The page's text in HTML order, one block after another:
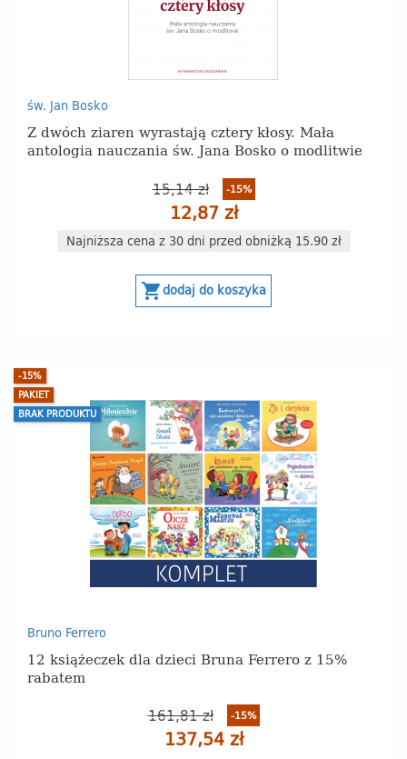
św. Jan Bosko
Z dwóch ziaren wyrastają cztery kłosy. Mała
antologia nauczania św. Jana Bosko o modlitwie
15,14 zł -15%
12,87 zł
Najniższa cena z 30 dni przed obniżką 15.90 zł
shopping_cartdodaj do koszyka
Bruno Ferrero
12 książeczek dla dzieci Bruna Ferrero z 15%
rabatem
161,81 zł -15%
137,54 zł
-15%
PAKIET
BRAK PRODUKTU